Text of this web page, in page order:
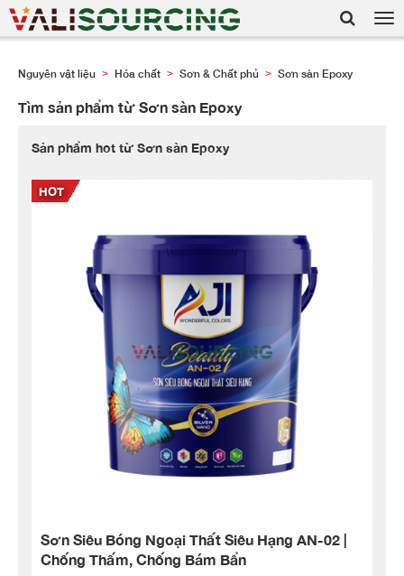
Nguyên vật liệu > Hóa chất > Sơn & Chất phủ > Sơn sàn Epoxy
Tìm sản phẩm từ Sơn sàn Epoxy
Sản phẩm hot từ Sơn sàn Epoxy
Sơn Siêu Bóng Ngoại Thất Siêu Hạng AN-02 |
Chống Thấm, Chống Bám Bẩn